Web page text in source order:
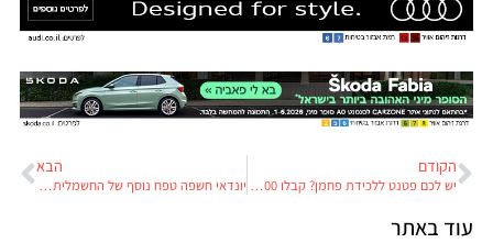
הקודם
יש לכם פטנט ללכידת פחמן? קבלו 100,000,000 $ מאילון מאסק
הבא
יונדאי חשפה טפח נוסף של החשמלית החדשה שלה
עוד באתר